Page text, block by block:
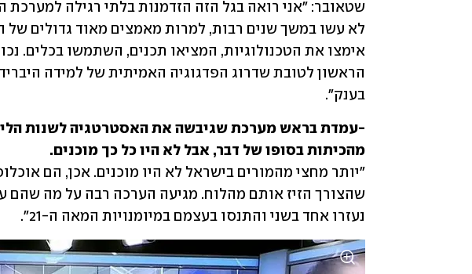
בענק".
מהכיתות בסופו של דבר, אבל לא היו כל כך מוכנים.
נעזרו אחד בשני והתנסו בעצמם במיומנויות המאה ה-21".